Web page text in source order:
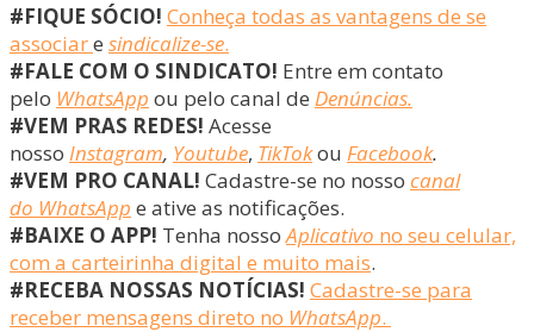
#FIQUE SÓCIO! Conheça todas as vantagens de se
associare sindicalize-se.
#FALE COM O SINDICATO! Entre em contato
pelo WhatsApp ou pelo canal de Denúncias.
#VEM PRAS REDES! Acesse
nosso Instagram, Youtube, TikTokou Facebook.
#VEM PRO CANAL! Cadastre-se no nosso canal
do WhatsApp e ative as notificações.
#BAIXE O APP! Tenha nossoAplicativo no seu celular,
com a carteirinha digital e muito mais.
#RECEBA NOSSAS NOTÍCIAS! Cadastre-se para
receber mensagens direto no WhatsApp.